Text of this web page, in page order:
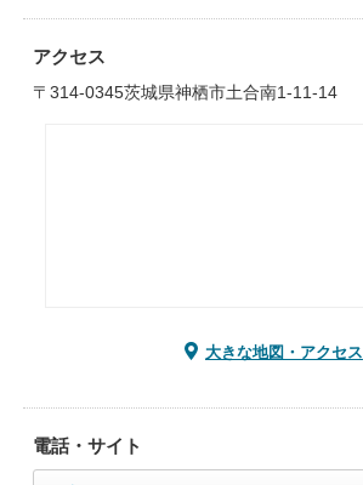
アクセス
〒314-0345茨城県神栖市土合南1-11-14
大きな地図・アクセス
電話・サイト